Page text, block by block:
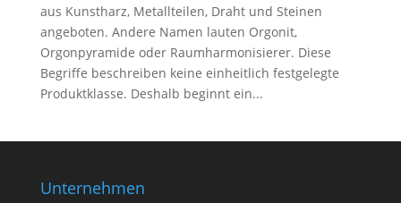
aus Kunstharz, Metallteilen, Draht und Steinen
angeboten. Andere Namen lauten Orgonit,
Orgonpyramide oder Raumharmonisierer. Diese
Begriffe beschreiben keine einheitlich festgelegte
Produktklasse. Deshalb beginnt ein...
Unternehmen